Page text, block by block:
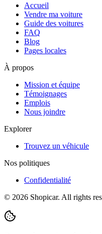
Accueil
Vendre ma voiture
Guide des voitures
FAQ
Blog
Pages locales
À propos
Mission et équipe
Témoignages
Emplois
Nous joindre
Explorer
Trouvez un véhicule
Nos politiques
Confidentialité
© 2026 Shopicar. All rights